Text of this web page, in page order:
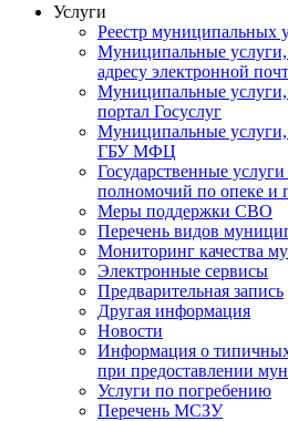
Услуги
Реестр муниципальных
Муниципальные услуги,
адресу электронной
Муниципальные услуги,
портал Госуслуг
Муниципальные услуги,
ГБУ МФЦ
Государственные
полномочий по опеке и
Меры поддержки СВО
Перечень видов
Мониторинг качества
Электронные сервисы
Предварительная запись
Другая информация
Новости
Информация о
при предоставлении
Услуги по погребению
Перечень МСЗУ